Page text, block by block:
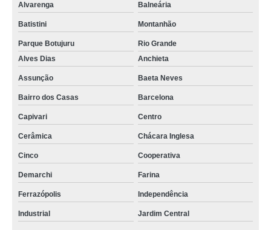
Alvarenga
Balneária
Batistini Montanhão
Parque Botujuru
Rio Grande
Alves Dias
Anchieta
Assunção Baeta Neves
Bairro dos Casas Barcelona
Capivari Centro
Cerâmica Chácara Inglesa
Cinco Cooperativa
Demarchi Farina
Ferrazópolis Independência
Industrial Jardim Central